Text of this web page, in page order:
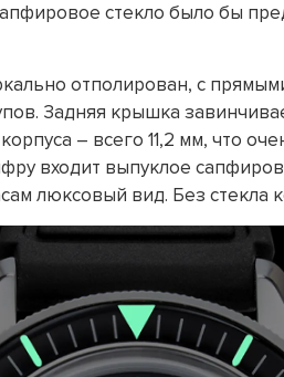
стекло было бы
отполирован, с
Задняя крышка
– всего 11,2 мм, что
входит выпуклое
люксовый вид. Без стекла